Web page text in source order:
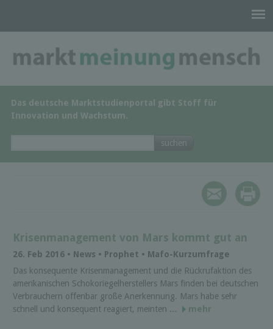
Das deutsche Marktstudienportal gibt Stoff für
Innovation und Wachstum.
Krisenmanagement von Mars kommt gut an
26. Feb 2016 • News • Prophet • Mafo-Kurzumfrage
Das konsequente Krisenmanagement und die Rückrufaktion des
amerikanischen Schokoriegelherstellers Mars finden bei deutschen
Verbrauchern offenbar große Anerkennung. Mars habe sehr
schnell und konsequent reagiert, meinten ...
mehr